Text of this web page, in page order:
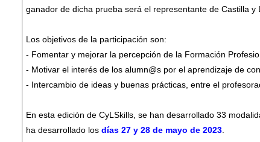
ganador de dicha prueba será el representante de Castilla
Los objetivos de la participación son:
- Fomentar y mejorar la percepción de la Formación
- Motivar el interés de los alumn@s por el aprendizaje de
- Intercambio de ideas y buenas prácticas, entre el
En esta edición de CyLSkills, se han desarrollado 33
ha desarrollado los días 27 y 28 de mayo de 2023.